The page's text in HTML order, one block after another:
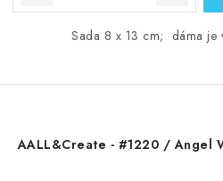
Sada 8 x 13 cm; dáma je
AALL&Create - #1220 / Angel